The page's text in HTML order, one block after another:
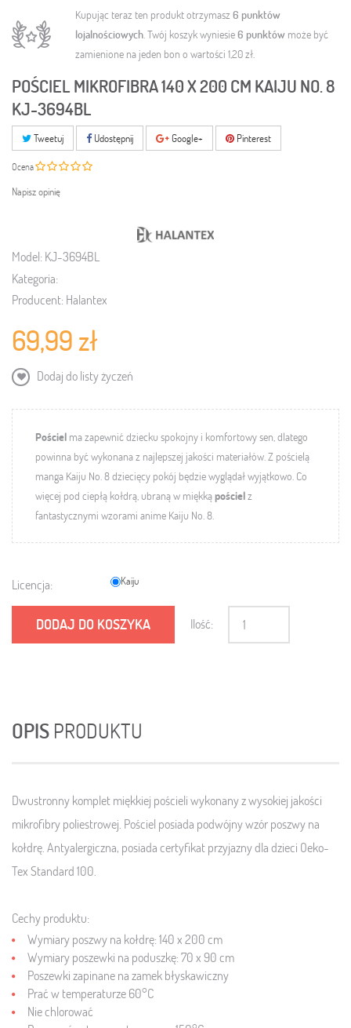
Kupując teraz ten produkt otrzymasz 6 punktów
lojalnościowych. Twój koszyk wyniesie6 punktów może być
zamienione na jeden bon o wartości 1,20 zł.
POŚCIEL MIKROFIBRA 140 X 200 CM KAIJU NO. 8
KJ-3694BL
Tweetuj Udostępnij Google+ Pinterest
Ocena
Napisz opinię
Model: KJ-3694BL
Kategoria:
Producent: Halantex
69,99 zł
Dodaj do listy życzeń
Pościel ma zapewnić dziecku spokojny i komfortowy sen, dlatego
powinna być wykonana z najlepszej jakości materiałów.Z pościelą
manga Kaiju No. 8 dziecięcy pokój będzie wyglądał wyjątkowo. Co
więcej pod ciepłą kołdrą, ubraną w miękkąpościelz
fantastycznymi wzorami anime Kaiju No. 8.
Licencja: Kaiju
DODAJ DO KOSZYKA Ilość:
OPIS PRODUKTU
Dwustronny komplet miękkiej pościeli wykonany z wysokiej jakości
mikrofibry poliestrowej. Pościel posiada podwójny wzór poszwy na
kołdrę. Antyalergiczna, posiada certyfikat przyjazny dla dzieci Oeko-
Tex Standard 100.
Cechy produktu:
Wymiary poszwy na kołdrę: 140 x 200 cm
Wymiary poszewki na poduszkę: 70 x 90 cm
Poszewki zapinane na zamek błyskawiczny
Prać w temperaturze 60°C
Nie chlorować